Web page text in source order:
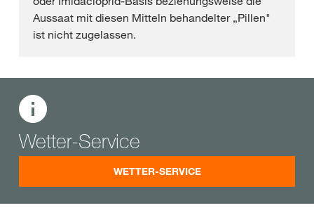
Aussaat mit diesen Mitteln behandelter „Pillen"
ist nicht zugelassen.
Wetter-Service
WETTER-SERVICE